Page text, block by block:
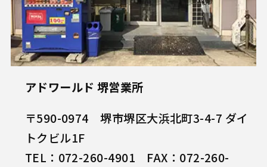
アドワールド 堺営業所
〒590-0974 堺市堺区大浜北町3-4-7 ダイ
トクビル1F
TEL：072-260-4901 FAX：072-260-